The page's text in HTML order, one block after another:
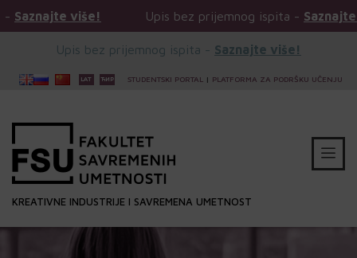
više! Upis bez prijemnog ispita -Saznajte više!
Upis bez prijemnog ispita - Saznajte više!
STUDENTSKI PORTAL | PLATFORMA ZA PODRŠKU UČENJU
KREATIVNE INDUSTRIJE I SAVREMENA UMETNOST